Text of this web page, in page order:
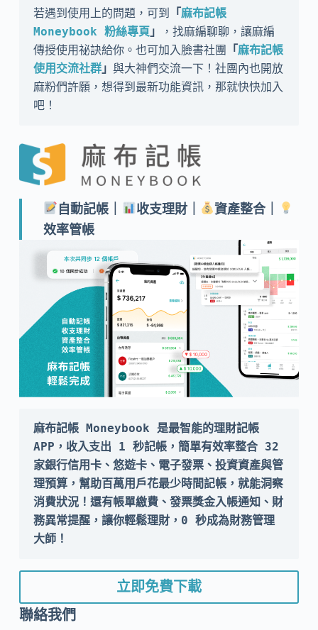
若遇到使用上的問題，可到 「麻布記帳
Moneybook 粉絲專頁」
，找麻編聊聊，讓麻編
傳授使用祕訣給你。也可加入臉書社團 「麻布記帳
使用交流社群」 與大神們交流一下！社團內也開放
麻粉們許願，想得到最新功能資訊，那就快快加入
吧！
自動記帳｜ 收支理財｜
資產整合｜
效率管帳
麻布記帳 Moneybook 是最智能的理財記帳
APP，收入支出 1 秒記帳，簡單有效率整合 32
家銀行信用卡、悠遊卡、電子發票、投資資產與管
理預算，幫助百萬用戶花最少時間記帳，就能洞察
消費狀況！還有帳單繳費、發票獎金入帳通知、財
務異常提醒，讓你輕鬆理財，0 秒成為財務管理
大師！
立即免費下載
聯絡我們